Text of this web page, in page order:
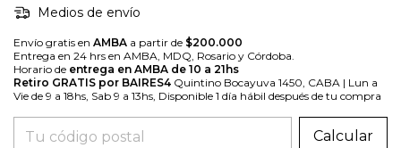
Medios de envío
Envío gratis en AMBA a partir de $200.000
Entrega en 24 hrs en AMBA, MDQ, Rosario y Córdoba.
Horario de entrega en AMBA de 10 a 21hs
Retiro GRATIS por BAIRES4 Quintino Bocayuva 1450, CABA | Lun a
Vie de 9 a 18hs, Sab 9 a 13hs, Disponible 1 día hábil después de tu compra
Entregas para el CP:
Calcular